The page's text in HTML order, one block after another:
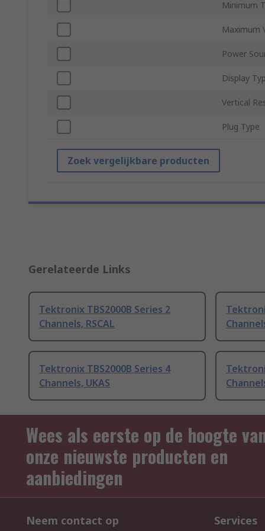
Minimum
Maximum
Power
Display
Vertical
Plug Type
Zoek vergelijkbare producten
Gerelateerde Links
Tektronix TBS2000B Series 2
Channels, RSCAL
Tektronix TBS2000B Series 4
Channels, UKAS
Wees als eerste op de hoogte
onze nieuwste producten en
aanbiedingen
Neem contact op Services